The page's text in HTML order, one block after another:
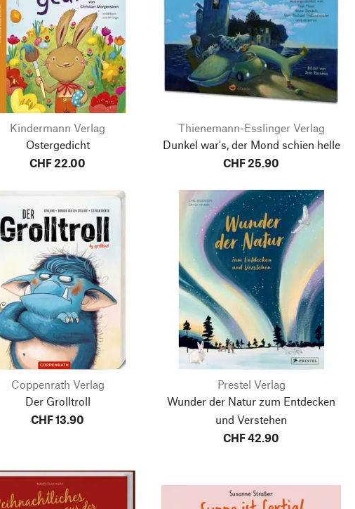
Kindermann Verlag
Ostergedicht
CHF 22.00
Thienemann-Esslinger Verlag
Dunkel war's, der Mond schien helle
CHF 25.90
Coppenrath Verlag
Der Grolltroll
CHF 13.90
Prestel Verlag
Wunder der Natur zum Entdecken
und Verstehen
CHF 42.90